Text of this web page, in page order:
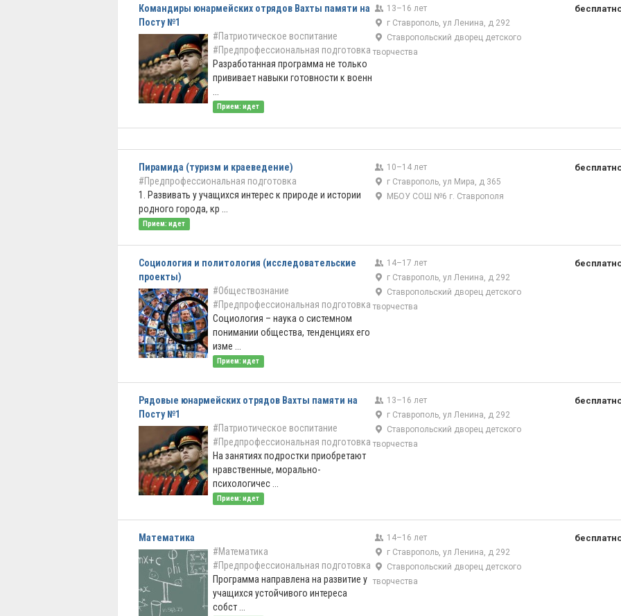
Командиры юнармейских отрядов Вахты памяти на
Посту №1
#Патриотическое воспитание
#Предпрофессиональная подготовка
Разработанная программа не только
прививает навыки готовности к военн
Прием: идет
13–16 лет
г Ставрополь, ул Ленина, д 292
Ставропольский дворец детского
творчества
Пирамида (туризм и краеведение)
#Предпрофессиональная подготовка
1. Развивать у учащихся интерес к природе и истории
родного города, кр ...
Прием: идет
10–14 лет
г Ставрополь, ул Мира, д 365
МБОУ СОШ №6 г. Ставрополя
Социология и политология (исследовательские
проекты)
#Обществознание
#Предпрофессиональная подготовка
Социология – наука о системном
понимании общества, тенденциях его
изме ...
Прием: идет
14–17 лет
г Ставрополь, ул Ленина, д 292
Ставропольский дворец детского
творчества
Рядовые юнармейских отрядов Вахты памяти на
Посту №1
#Патриотическое воспитание
#Предпрофессиональная подготовка
На занятиях подростки приобретают
нравственные, морально-
психологичес ...
Прием: идет
13–16 лет
г Ставрополь, ул Ленина, д 292
Ставропольский дворец детского
творчества
Математика
#Математика
#Предпрофессиональная подготовка
Программа направлена на развитие у
учащихся устойчивого интереса
собст ...
14–16 лет
г Ставрополь, ул Ленина, д 292
Ставропольский дворец детского
творчества